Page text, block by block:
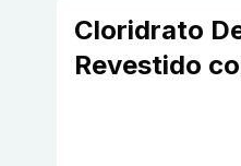
Cloridrato
Revestido